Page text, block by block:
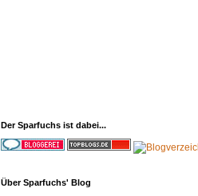
Der Sparfuchs ist dabei...
Über Sparfuchs' Blog